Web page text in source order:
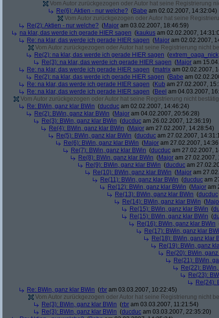
Vom Autor zurückgezogen oder Autor hat seine Registrierung
Re(6): Aktien - nur welche? (Babe am 02.02.2007, 14:32:04)
Vom Autor zurückgezogen oder Autor hat seine
Re(2): Aktien - nur welche? (Major am 03.02.2007, 18:46:59)
na klar, das werde ich gerade HIER sagen (kaukus am 02.02.2007,
Re: na klar, das werde ich gerade HIER sagen (Major am 02.02.2007,
Vom Autor zurückgezogen oder Autor hat seine Registrierung nicht
Re(2): na klar, das werde ich gerade HIER sagen (extrem_oaga_nick
Re(3): na klar, das werde ich gerade HIER sagen (Major am
Re: na klar, das werde ich gerade HIER sagen (matrix am 02.02.2007,
Re(2): na klar, das werde ich gerade HIER sagen (Babe am
Re: na klar, das werde ich gerade HIER sagen (Kub am 27.02.2007,
Re: na klar, das werde ich gerade HIER sagen (Beel am 04.03.2007,
Vom Autor zurückgezogen oder Autor hat seine Registrierung nicht
Re: BWin, ganz klar BWin (ducduc am 02.02.2007, 14:46:24)
Re(2): BWin, ganz klar BWin (Major am 04.02.2007, 20:56:28)
Re(3): BWin, ganz klar BWin (ducduc am 26.02.2007, 12:36:19)
Re(4): BWin, ganz klar BWin (Major am 27.02.2007, 14:28:54)
Re(5): BWin, ganz klar BWin (ducduc am 27.02.2007,
Re(6): BWin, ganz klar BWin (Major am 27.02.2007,
Re(7): BWin, ganz klar BWin (ducduc am 27.02.2007,
Re(8): BWin, ganz klar BWin (Major am 27.02.2007,
Re(9): BWin, ganz klar BWin (ducduc am
Re(10): BWin, ganz klar BWin (Major am
Re(11): BWin, ganz klar BWin (ducduc am
Re(12): BWin, ganz klar BWin (Major am
Re(13): BWin, ganz klar BWin (ducduc
Re(14): BWin, ganz klar BWin (
Re(15): BWin, ganz klar BWin (
Re(15): BWin, ganz klar BWin (
Re(16): BWin, ganz klar BWin
Re(17): BWin, ganz klar
Re(18): BWin, ganz klar
Re(19): BWin, ganz
Re(20): BWin,
Re(21): BWin,
Re(22):
Re(23):
Re(24):
Re: BWin, ganz klar BWin (rbr am 03.03.2007, 10:22:45)
Vom Autor zurückgezogen oder Autor hat seine Registrierung nicht
Re(3): BWin, ganz klar BWin (rbr am 03.03.2007, 11:21:54)
Re(3): BWin, ganz klar BWin (ducduc am 03.03.2007, 22:35:20)